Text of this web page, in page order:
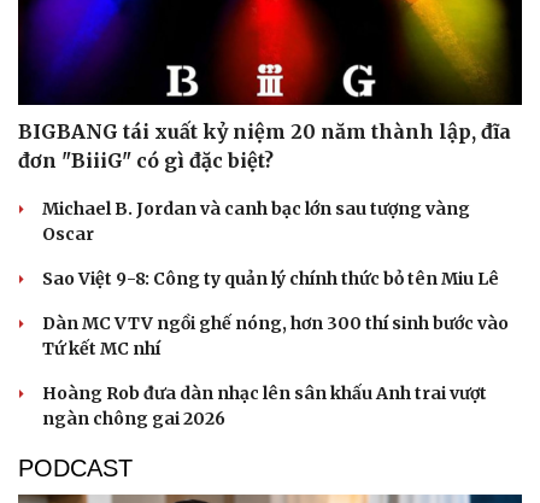
BIGBANG tái xuất kỷ niệm 20 năm thành lập, đĩa
đơn "BiiiG" có gì đặc biệt?
Michael B. Jordan và canh bạc lớn sau tượng vàng
Oscar
Sao Việt 9-8: Công ty quản lý chính thức bỏ tên Miu Lê
Dàn MC VTV ngồi ghế nóng, hơn 300 thí sinh bước vào
Tứ kết MC nhí
Hoàng Rob đưa dàn nhạc lên sân khấu Anh trai vượt
ngàn chông gai 2026
PODCAST